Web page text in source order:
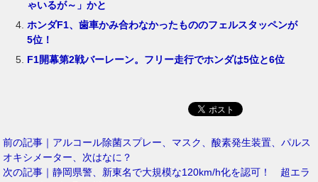
ゃいるが～」かと
ホンダF1、歯車かみ合わなかったもののフェルスタッペンが
5位！
F1開幕第2戦バーレーン。フリー走行でホンダは5位と6位
前の記事｜アルコール除菌スプレー、マスク、酸素発生装置、パルス
オキシメーター、次はなに？
次の記事｜静岡県警、新東名で大規模な120km/h化を認可！ 超エラ